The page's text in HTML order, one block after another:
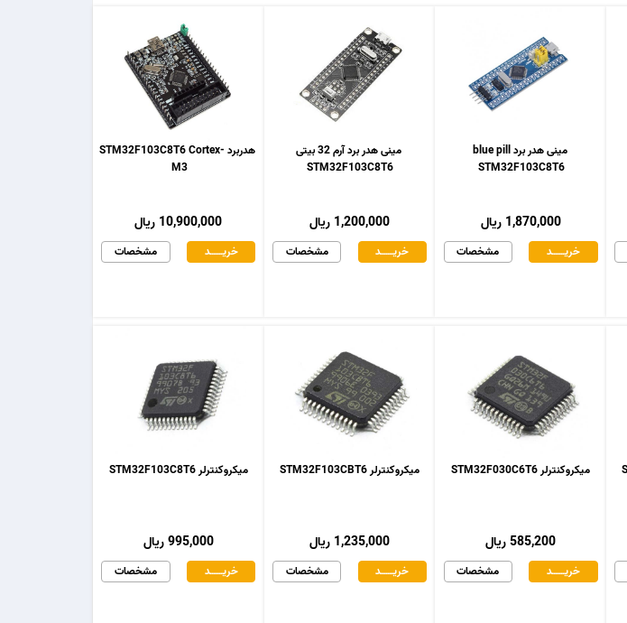
هدربرد STM32F103C8T6 Cortex-
M3
10,900,000 ریال
مشخصات خریـــــــد
مینی هدر برد آرم 32 بیتی
STM32F103C8T6
1,200,000 ریال
مشخصات خریـــــــد
مینی هدر برد blue pill
STM32F103C8T6
1,870,000 ریال
مشخصات خریـــــــد
میکروکنترلر STM32F103C8T6
995,000 ریال
مشخصات خریـــــــد
میکروکنترلر STM32F103CBT6
1,235,000 ریال
مشخصات خریـــــــد
میکروکنترلر STM32F030C6T6
585,200 ریال
مشخصات خریـــــــد